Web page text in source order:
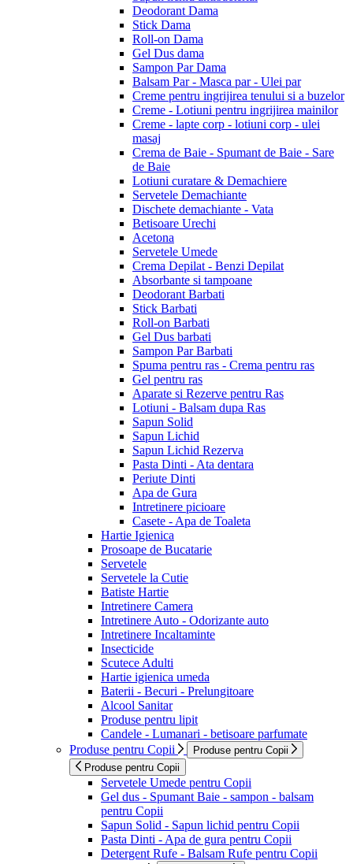
Deodorant Dama
Stick Dama
Roll-on Dama
Gel Dus dama
Sampon Par Dama
Balsam Par - Masca par - Ulei par
Creme pentru ingrijirea tenului si a buzelor
Creme - Lotiuni pentru ingrijirea mainilor
Creme - lapte corp - lotiuni corp - ulei
masaj
Crema de Baie - Spumant de Baie - Sare
de Baie
Lotiuni curatare & Demachiere
Servetele Demachiante
Dischete demachiante - Vata
Betisoare Urechi
Acetona
Servetele Umede
Crema Depilat - Benzi Depilat
Absorbante si tampoane
Deodorant Barbati
Stick Barbati
Roll-on Barbati
Gel Dus barbati
Sampon Par Barbati
Spuma pentru ras - Crema pentru ras
Gel pentru ras
Aparate si Rezerve pentru Ras
Lotiuni - Balsam dupa Ras
Sapun Solid
Sapun Lichid
Sapun Lichid Rezerva
Pasta Dinti - Ata dentara
Periute Dinti
Apa de Gura
Intretinere picioare
Casete - Apa de Toaleta
Hartie Igienica
Prosoape de Bucatarie
Servetele
Servetele la Cutie
Batiste Hartie
Intretinere Camera
Intretinere Auto - Odorizante auto
Intretinere Incaltaminte
Insecticide
Scutece Adulti
Hartie igienica umeda
Baterii - Becuri - Prelungitoare
Alcool Sanitar
Produse pentru lipit
Candele - Lumanari - betisoare parfumate
Produse pentru Copii
Produse pentru Copii
Produse pentru Copii
Servetele Umede pentru Copii
Gel dus - Spumant Baie - sampon - balsam
pentru Copii
Sapun Solid - Sapun lichid pentru Copii
Pasta Dinti - Apa de gura pentru Copii
Detergent Rufe - Balsam Rufe pentru Copii